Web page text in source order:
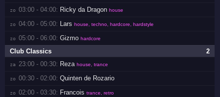
zo 03:00 - 04:00: Ricky da Dragon house
zo 04:00 - 05:00: Lars house, techno, hardcore, hardstyle
zo 05:00 - 06:00: Gizmo hardcore
2
Club Classics
za 23:00 - 00:30: Reza house, trance
zo 00:30 - 02:00: Quinten de Rozario
zo 02:00 - 03:30: Francois trance, retro